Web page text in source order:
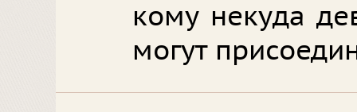
кому некуда
могут